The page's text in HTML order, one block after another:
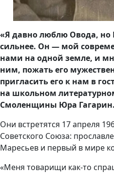
«Я давно люблю Овода, но
сильнее. Он — мой
нами на одной земле, и
ним, пожать его
пригласить его к нам в
на школьном
Смоленщины Юра Гагарин.
Они встретятся 17 апреля
Советского Союза:
Маресьев и первый в мире
«Меня товарищи как-то